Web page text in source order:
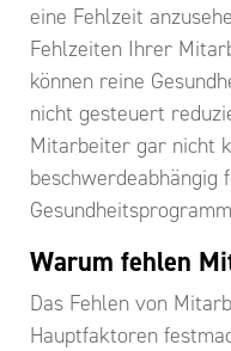
eine Fehlzeit
Fehlzeiten Ihrer
können reine
nicht gesteuert
Mitarbeiter gar nicht
beschwerdeabhängig
Warum fehlen
Das Fehlen von
Hauptfaktoren